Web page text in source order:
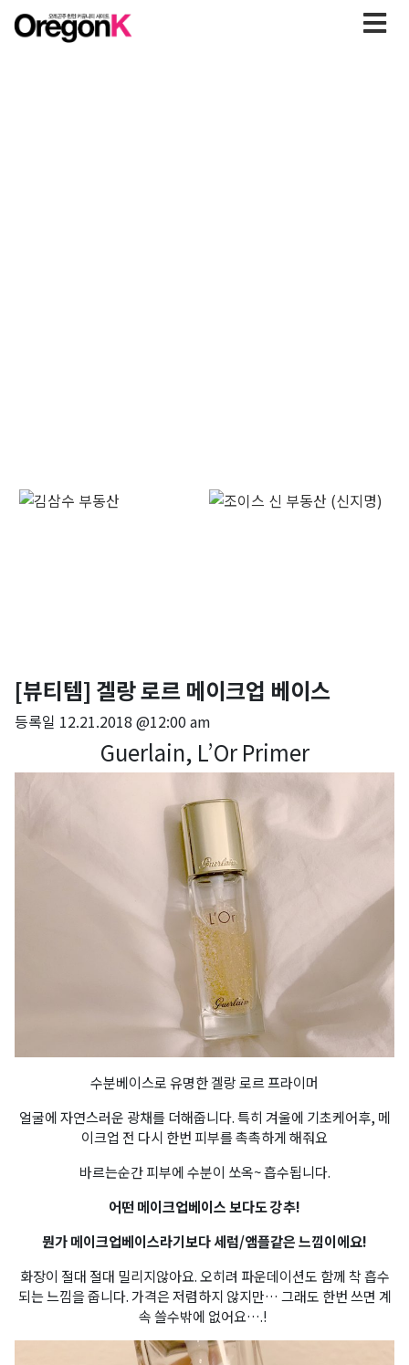
[뷰티템] 겔랑 로르 메이크업 베이스
등록일 12.21.2018 @12:00 am
Guerlain, L’Or Primer
수분베이스로 유명한 겔랑 로르 프라이머
얼굴에 자연스러운 광채를 더해줍니다. 특히 겨울에 기초케어후, 메
이크업 전 다시 한번 피부를 촉촉하게 해줘요
바르는순간 피부에 수분이 쏘옥~ 흡수됩니다.
어떤 메이크업베이스 보다도 강추!
뭔가 메이크업베이스라기보다 세럼/앰플같은 느낌이에요!
화장이 절대 절대 밀리지않아요. 오히려 파운데이션도 함께 착 흡수
되는 느낌을 줍니다. 가격은 저렴하지 않지만… 그래도 한번 쓰면 계
속 쓸수밖에 없어요….!